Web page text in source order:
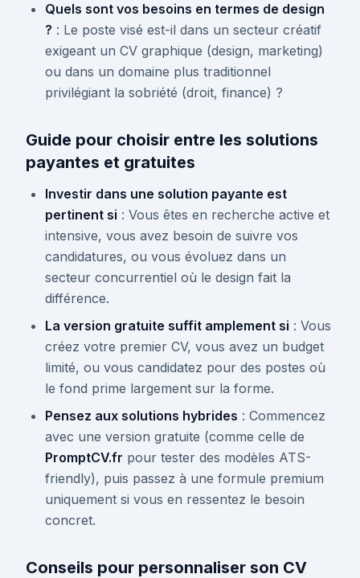
Quels sont vos besoins en termes de design
? : Le poste visé est-il dans un secteur créatif
exigeant un CV graphique (design, marketing)
ou dans un domaine plus traditionnel
privilégiant la sobriété (droit, finance) ?
Guide pour choisir entre les solutions
payantes et gratuites
Investir dans une solution payante est
pertinent si : Vous êtes en recherche active et
intensive, vous avez besoin de suivre vos
candidatures, ou vous évoluez dans un
secteur concurrentiel où le design fait la
différence.
La version gratuite suffit amplement si : Vous
créez votre premier CV, vous avez un budget
limité, ou vous candidatez pour des postes où
le fond prime largement sur la forme.
Pensez aux solutions hybrides : Commencez
avec une version gratuite (comme celle de
PromptCV.fr pour tester des modèles ATS-
friendly), puis passez à une formule premium
uniquement si vous en ressentez le besoin
concret.
Conseils pour personnaliser son CV